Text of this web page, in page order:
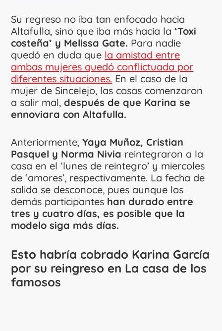
Su regreso no iba tan enfocado hacia
Altafulla, sino que iba más hacia la‘Toxi
costeña’ y Melissa Gate. Para nadie
quedó en duda que la amistad entre
ambas mujeres quedó conflictuada por
diferentes situaciones. En el caso de la
mujer de Sincelejo, las cosas comenzaron
a salir mal,después de que Karina se
ennoviara con Altafulla.
Anteriormente,Yaya Muñoz, Cristian
Pasquel y Norma Nivia reintegraron a la
casa en el ‘lunes de reintegro’ y miercoles
de ‘amores’, respectivamente. La fecha de
salida se desconoce, pues aunque los
demás participantes han durado entre
tres y cuatro días, es posible que la
modelo siga más días.
Esto habría cobrado Karina García
por su reingreso en La casa de los
famosos